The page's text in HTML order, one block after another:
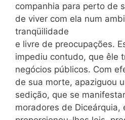
companhia para perto de
de viver com ela num
tranqüilidade
e livre de preocupações.
impediu contudo, que êle
negócios públicos. Com
de sua morte, apaziguou
sedição, que se
moradores de Diceárquia,